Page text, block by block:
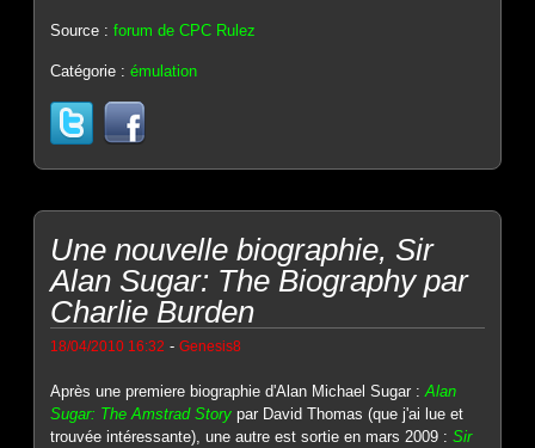
Source :forum de CPC Rulez
Catégorie :émulation
Une nouvelle biographie, Sir
Alan Sugar: The Biography par
Charlie Burden
18/04/2010 16:32 -Genesis8
Après une premiere biographie d'Alan Michael Sugar :Alan
Sugar: The Amstrad Story par David Thomas (que j'ai lue et
trouvée intéressante), une autre est sortie en mars 2009 :Sir